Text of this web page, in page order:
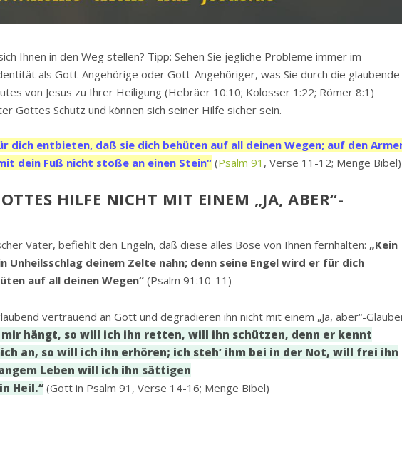
Ihnen in den Weg stellen? Tipp: Sehen Sie jegliche Probleme immer im
als Gott-Angehörige oder Gott-Angehöriger, was Sie durch die glaubende
von Jesus zu Ihrer Heiligung (Hebräer 10:10; Kolosser 1:22; Römer 8:1)
Gottes Schutz und können sich seiner Hilfe sicher sein.
dich entbieten, daß sie dich behüten auf all deinen Wegen; auf den
dein Fuß nicht stoße an einen Stein“ (Psalm 91 , Verse 11-12; Menge Bibel)
HILFE NICHT MIT EINEM „JA, ABER“-
Vater, befiehlt den Engeln, daß diese alles Böse von Ihnen fernhalten: „Kein
Unheilsschlag deinem Zelte nahn; denn seine Engel wird er für dich
auf all deinen Wegen“ (Psalm 91:10-11)
vertrauend an Gott und degradieren ihn nicht mit einem „Ja, aber“-
hängt, so will ich ihn retten, will ihn schützen, denn er kennt
an, so will ich ihn erhören; ich steh’ ihm bei in der Not, will frei ihn
Leben will ich ihn sättigen
Heil.“ (Gott in Psalm 91, Verse 14-16; Menge Bibel)